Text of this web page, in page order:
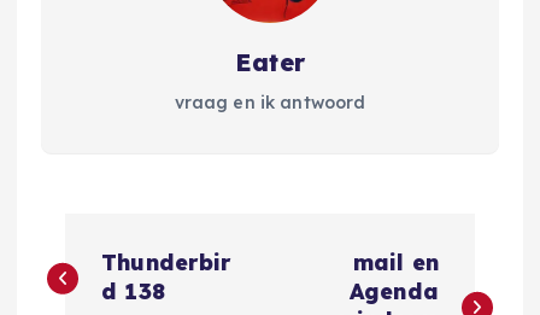
Eater
vraag en ik antwoord
e
Thunderbir
d 138
mail en
Agenda